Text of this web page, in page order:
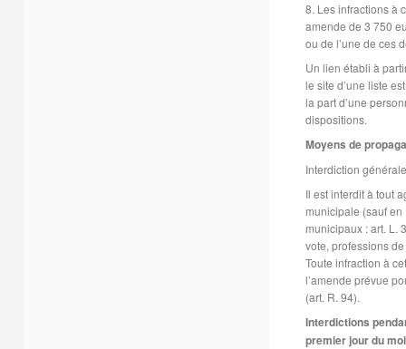
8. Les infractions à
amende de 3 750
ou de l’une de ces
Un lien établi à
le site d’une liste
la part d’une
dispositions.
Moyens de
Interdiction générale
Il est interdit à tout
municipale (sauf
municipaux : art. L.
vote, professions
Toute infraction à
l’amende prévue
(art. R. 94).
Interdictions
premier jour du